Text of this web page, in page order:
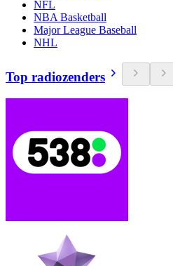
NFL
NBA Basketball
Major League Baseball
NHL
Top radiozenders